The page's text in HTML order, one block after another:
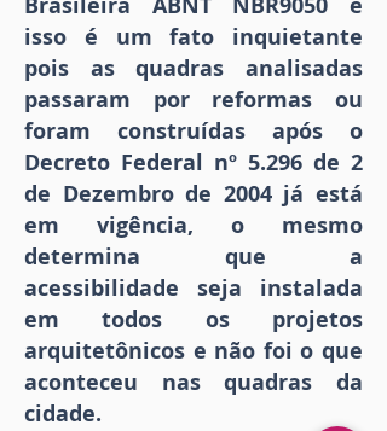
isso é um fato inquietante
pois as quadras analisadas
passaram por reformas ou
foram construídas após o
Decreto Federal nº 5.296 de 2
de Dezembro de 2004 já está
em vigência, o mesmo
determina que a
acessibilidade seja instalada
em todos os projetos
arquitetônicos e não foi o que
aconteceu nas quadras da
cidade.